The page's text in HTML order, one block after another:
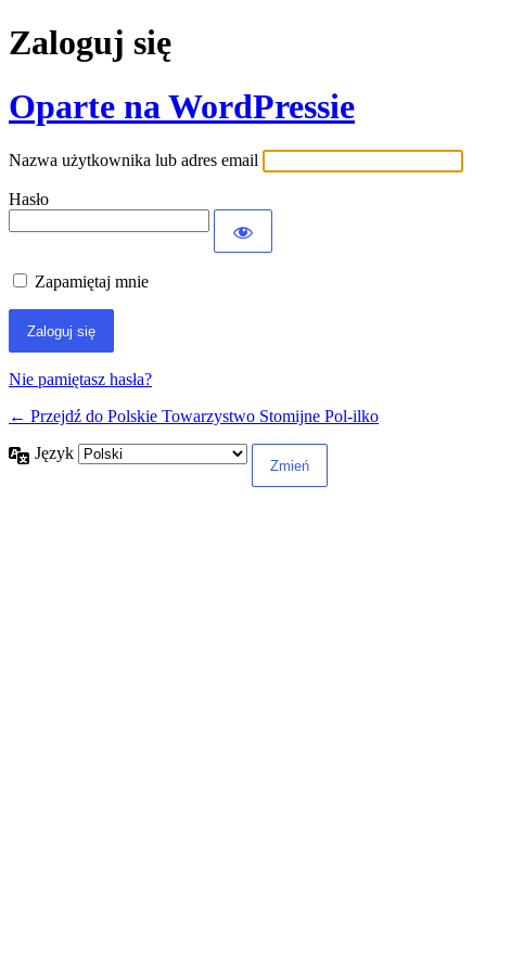
Zaloguj się
Oparte na WordPressie
Nazwa użytkownika lub adres email
Hasło
Zapamiętaj mnie
Nie pamiętasz hasła?
← Przejdź do Polskie Towarzystwo Stomijne Pol-ilko
Język